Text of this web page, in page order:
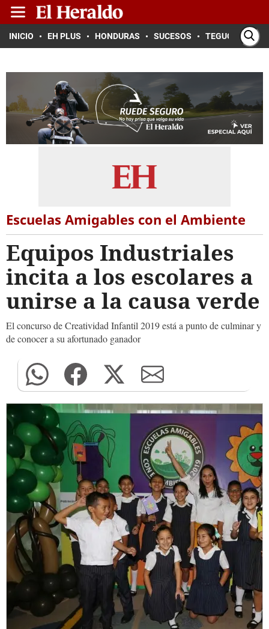
INICIO EH PLUS HONDURAS SUCESOS TEGUCIGALPA
Escuelas Amigables con el Ambiente
Equipos Industriales
incita a los escolares a
unirse a la causa verde
El concurso de Creatividad Infantil 2019 está a punto de culminar y
de conocer a su afortunado ganador